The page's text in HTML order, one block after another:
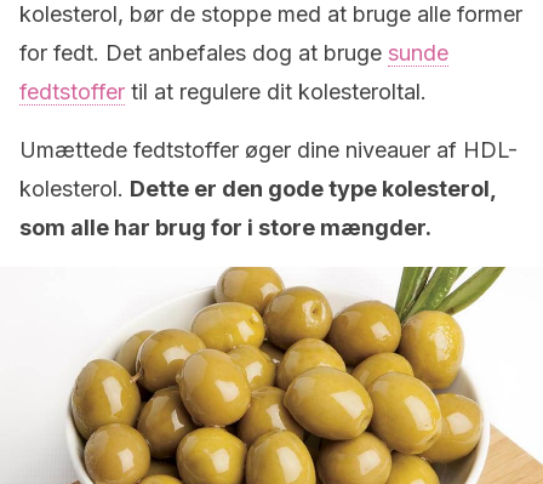
kolesterol, bør de stoppe med at bruge alle former
for fedt. Det anbefales dog at bruge sunde
fedtstoffer til at regulere dit kolesteroltal.
Umættede fedtstoffer øger dine niveauer af HDL-
kolesterol. Dette er den gode type kolesterol,
som alle har brug for i store mængder.